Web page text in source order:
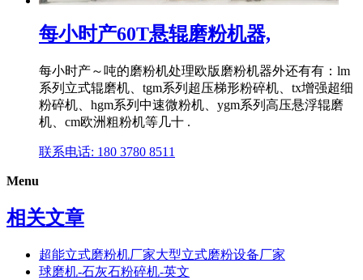
每小时产60T悬辊磨粉机器,
每小时产～吨的磨粉机处理欧版磨粉机器外还有有：lm
系列立式辊磨机、tgm系列超压梯形粉碎机、tx增强超细
粉碎机、hgm系列中速微粉机、ygm系列高压悬浮辊磨
机、cm欧洲粗粉机等几十 .
联系电话: 180 3780 8511
Menu
相关文章
超能立式磨粉机厂家大型立式磨粉设备厂家
球磨机-石灰石粉碎机-英文